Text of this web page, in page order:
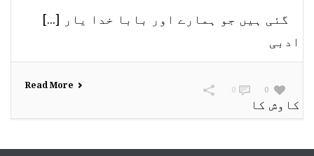
گئی ہیں جو ہمارے اور بابا خدا یار [...]
Read More 0
0